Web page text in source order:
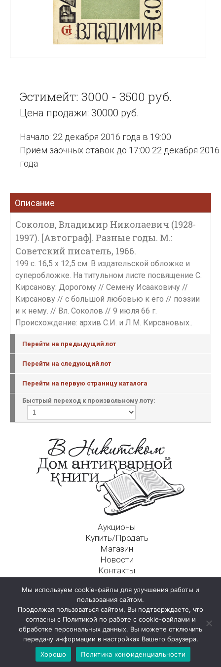
Эстимейт: 3000 - 3500 руб.
Цена продажи: 30000 руб.
Начало: 22 декабря 2016 года в 19:00
Прием заочных ставок до 17:00 22 декабря 2016
года
Описание
Соколов, Владимир Николаевич (1928-
1997). [Автограф]. Разные годы. М.:
Советский писатель, 1966.
199 с. 16,5 х 12,5 см. В издательской обложке и
суперобложке. На титульном листе посвящение С.
Кирсанову: Дорогому // Семену Исааковичу //
Кирсанову // с большой любовью к его // поэзии
и к нему. // Вл. Соколов // 9 июля 66 г.
Происхождение: архив С.И. и Л.М. Кирсановых..
Перейти на предыдущий лот
Перейти на следующий лот
Перейти на первую страницу каталога
Быстрый переход к произвольному лоту:
Аукционы
Купить/Продать
Магазин
Новости
Контакты
125009, г. Москва, Никитский пер., д. 4а, стр. 1
Мы используем cookie-файлы для улучшения работы и
пользования сайтом.
Продолжая пользоваться сайтом, Вы подтверждаете, что
согласны с Политикой по работе с cookie-файлами и
обработке персональных данных. Вы можете отключить
передачу информации в настройках Вашего браузера.
Хорошо
Политика конфиденциальности